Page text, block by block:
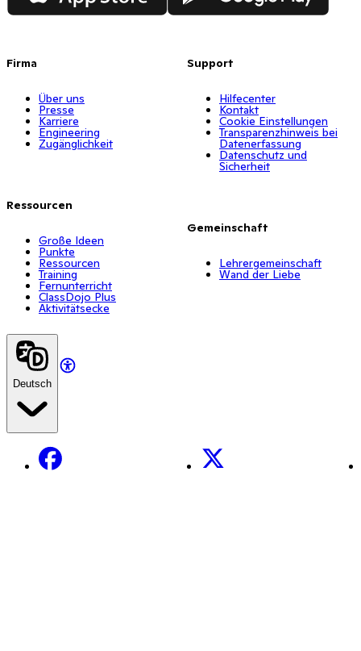
Firma
Über uns
Presse
Karriere
Engineering
Zugänglichkeit
Ressourcen
Große Ideen
Punkte
Ressourcen
Training
Fernunterricht
ClassDojo Plus
Aktivitätsecke
Support
Hilfecenter
Kontakt
Cookie Einstellungen
Transparenzhinweis bei
Datenerfassung
Datenschutz und
Sicherheit
Gemeinschaft
Lehrergemeinschaft
Wand der Liebe
Deutsch
Facebook X